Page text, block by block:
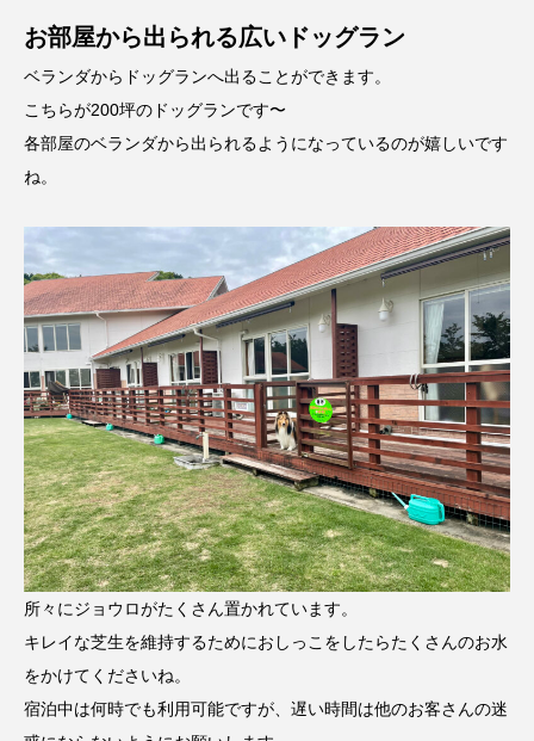
お部屋から出られる広いドッグラン
ベランダからドッグランへ出ることができます。
こちらが200坪のドッグランです〜
各部屋のベランダから出られるようになっているのが嬉しいです
ね。
所々にジョウロがたくさん置かれています。
キレイな芝生を維持するためにおしっこをしたらたくさんのお水
をかけてくださいね。
宿泊中は何時でも利用可能ですが、遅い時間は他のお客さんの迷